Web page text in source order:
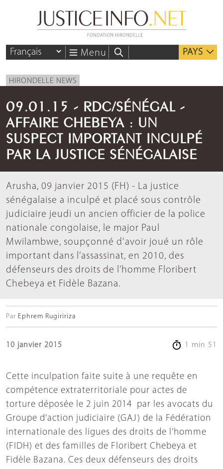
Menu PAYS
HIRONDELLE NEWS
09.01.15 - RDC/SÉNÉGAL -
AFFAIRE CHEBEYA : UN
SUSPECT IMPORTANT INCULPÉ
PAR LA JUSTICE SÉNÉGALAISE
Arusha, 09 janvier 2015 (FH) - La justice
sénégalaise a inculpé et placé sous contrôle
judiciaire jeudi un ancien officier de la police
nationale congolaise, le major Paul
Mwilambwe, soupçonné d'avoir joué un rôle
important dans l’assassinat, en 2010, des
défenseurs des droits de l’homme Floribert
Chebeya et Fidèle Bazana.
Par Ephrem Rugiririza
10 janvier 2015 1 min 51
Cette inculpation faite suite à une requête en
compétence extraterritoriale pour actes de
torture déposée le 2 juin 2014 par les avocats du
Groupe d’action judiciaire (GAJ) de la Fédération
internationale des ligues des droits de l’homme
(FIDH) et des familles de Floribert Chebeya et
Fidèle Bazana. Ces deux défenseurs des droits